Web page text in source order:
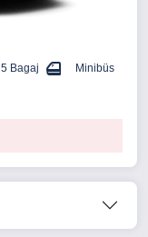
5 Bagaj
Minibüs